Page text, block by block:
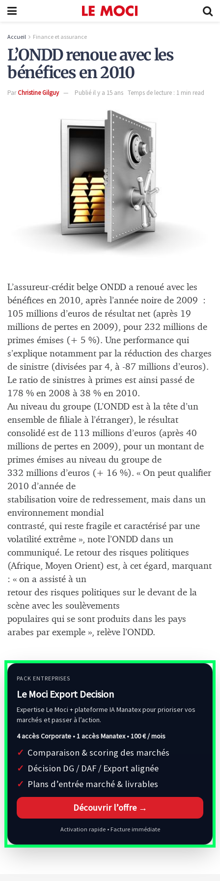
Accueil Finance et assurance
L’ONDD renoue avec les
bénéfices en 2010
ParChristine Gilguy Publié il y a 15 ans Temps de lecture : 1 min read
L’assureur-crédit belge ONDD a renoué avec les
bénéfices en 2010, après l’année noire de 2009 :
105 millions d’euros de résultat net (après 19
millions de pertes en 2009), pour 232 millions de
primes émises (+ 5 %). Une performance qui
s’explique notamment par la réduction des charges
de sinistre (divisées par 4, à -87 millions d’euros).
Le ratio de sinistres à primes est ainsi passé de
178 % en 2008 à 38 % en 2010.
Au niveau du groupe (L’ONDD est à la tête d’un
ensemble de filiale à l’étranger), le résultat
consolidé est de 113 millions d’euros (après 40
millions de pertes en 2009), pour un montant de
primes émises au niveau du groupe de
332 millions d’euros (+ 16 %). « On peut qualifier
2010 d’année de
stabilisation voire de redressement, mais dans un
environnement mondial
contrasté, qui reste fragile et caractérisé par une
volatilité extrême », note l’ONDD dans un
communiqué. Le retour des risques politiques
(Afrique, Moyen Orient) est, à cet égard, marquant
: « on a assisté à un
retour des risques politiques sur le devant de la
scène avec les soulèvements
populaires qui se sont produits dans les pays
arabes par exemple », relève l’ONDD.
PACK ENTREPRISES
Le Moci Export Decision
Expertise Le Moci + plateforme IA Manatex pour prioriser vos
marchés et passer à l’action.
4 accès Corporate • 1 accès Manatex •100 € / mois
Comparaison & scoring des marchés
Décision DG / DAF / Export alignée
Plans d’entrée marché & livrables
Découvrir l’offre →
Activation rapide • Facture immédiate